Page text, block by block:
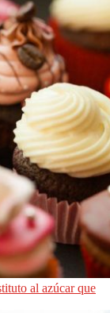
al azúcar que